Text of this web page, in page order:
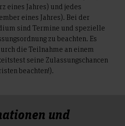
eines Jahres) und jedes
eines Jahres). Bei der
sind Termine und spezielle
zu beachten. Es
die Teilnahme an einem
seine Zulassungschancen
beachten!).
und